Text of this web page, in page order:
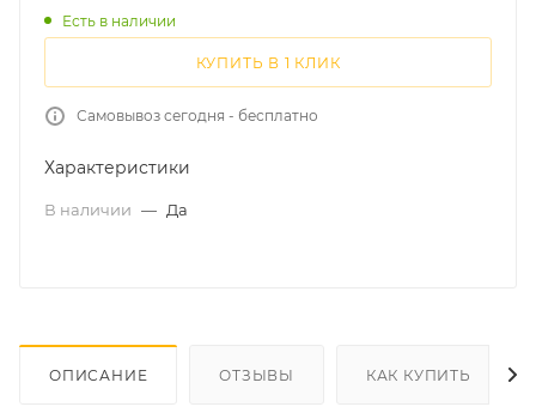
Есть в наличии
КУПИТЬ В 1 КЛИК
Самовывоз сегодня - бесплатно
Характеристики
В наличии — Да
ОПИСАНИЕ ОТЗЫВЫ КАК КУПИТЬ